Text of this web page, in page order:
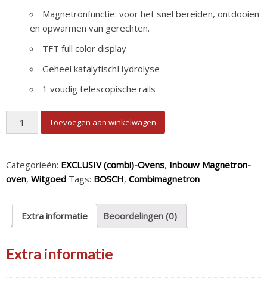
Magnetronfunctie: voor het snel bereiden, ontdooien
en opwarmen van gerechten.
TFT full color display
Geheel katalytischHydrolyse
1 voudig telescopische rails
Bosch EXCLUSIV stoomoven CSG7361B1 aantal
Toevoegen aan winkelwagen
Categorieën: EXCLUSIV (combi)-Ovens, Inbouw Magnetron-
oven, Witgoed Tags: BOSCH, Combimagnetron
Extra informatie Beoordelingen (0)
Extra informatie